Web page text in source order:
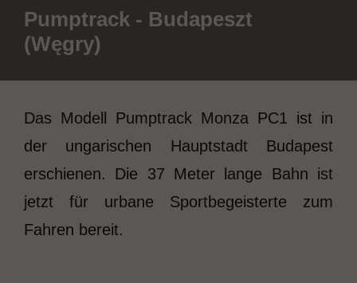
Pumptrack - Budapeszt
(Węgry)
Das Modell Pumptrack Monza PC1 ist in
der ungarischen Hauptstadt Budapest
erschienen. Die 37 Meter lange Bahn ist
jetzt für urbane Sportbegeisterte zum
Fahren bereit.